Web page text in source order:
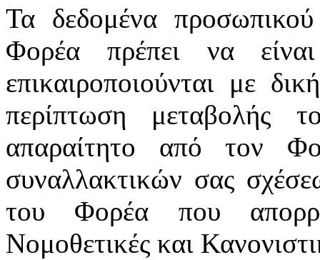
Τα δεδομένα
Φορέα πρέπει να
επικαιροποιούνται με
περίπτωση μεταβολής
απαραίτητο από τον
συναλλακτικών σας
του Φορέα που
Νομοθετικές και